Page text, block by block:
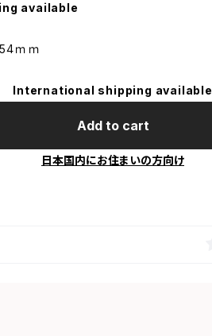
available
ｍｍ
International shipping available
Add to cart
日本国内にお住まいの方向け